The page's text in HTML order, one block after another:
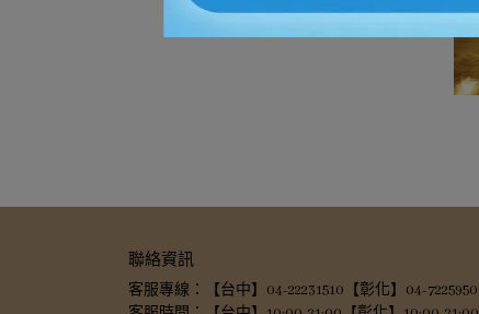
聯絡資訊
客服專線：【台中】04-22231510【彰化】04-7225950